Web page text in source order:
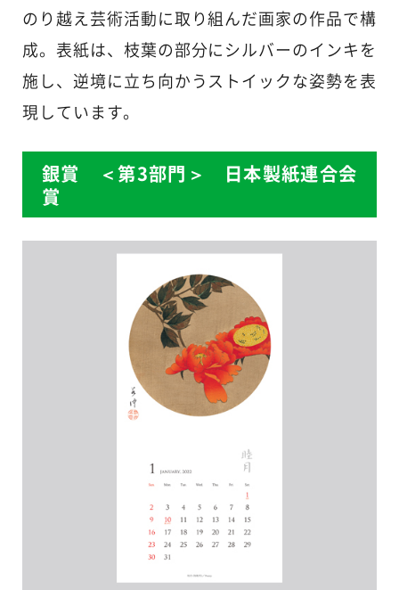
のり越え芸術活動に取り組んだ画家の作品で構
成。表紙は、枝葉の部分にシルバーのインキを
施し、逆境に立ち向かうストイックな姿勢を表
現しています。
銀賞 ＜第3部門＞ 日本製紙連合会
賞